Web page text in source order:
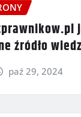
źródło
paź 29, 2024